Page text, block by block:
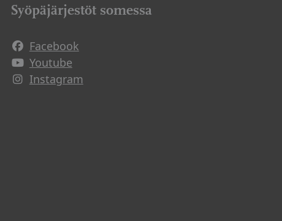
Syöpäjärjestöt somessa
Facebook
Avautuu uuteen ikkunaan
Youtube
Avautuu uuteen ikkunaan
Instagram
Avautuu uuteen ikkunaan